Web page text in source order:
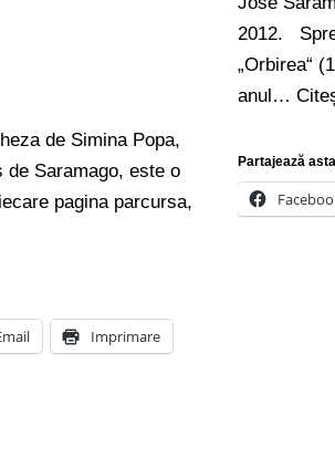
de Simina Popa,
Saramago, este o
pagina parcursa,
Imprimare
2012.
„Orbirea“
anul…
Partajează